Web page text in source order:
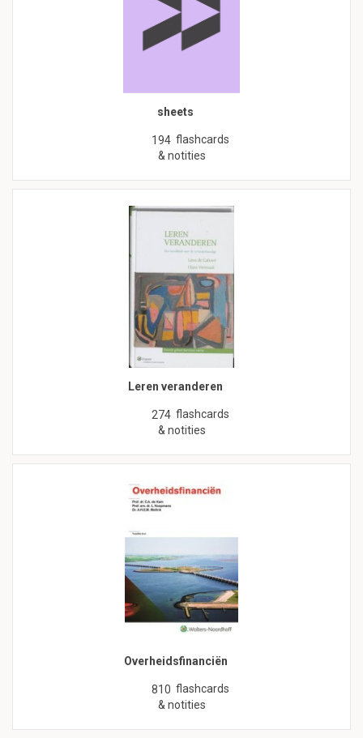
sheets
194 flashcards
& notities
Leren veranderen
274 flashcards
& notities
Overheidsfinanciën
810 flashcards
& notities